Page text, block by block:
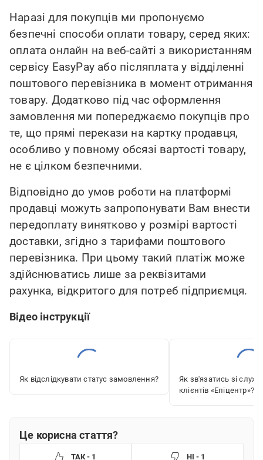
Наразі для покупців ми пропонуємо
безпечні способи оплати товару, серед яких:
оплата онлайн на веб-сайті з використанням
сервісу EasyPay або післяплата у відділенні
поштового перевізника в момент отримання
товару. Додатково під час оформлення
замовлення ми попереджаємо покупців про
те, що прямі перекази на картку продавця,
особливо у повному обсязі вартості товару,
не є цілком безпечними.
Відповідно до умов роботи на платформі
продавці можуть запропонувати Вам внести
передоплату винятково у розмірі вартості
доставки, згідно з тарифами поштового
перевізника. При цьому такий платіж може
здійснюватись лише за реквізитами
рахунка, відкритого для потреб підприємця.
Відео інструкції
Як відслідкувати статус замовлення?
Як зв'язатись зі
клієнтів «‎Епіцентр»?
Це корисна стаття?
ТАК - 1 НІ - 1